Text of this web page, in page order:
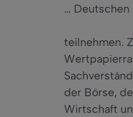
… Deutschen
teilnehmen.
der Börse,
Wirtschaft